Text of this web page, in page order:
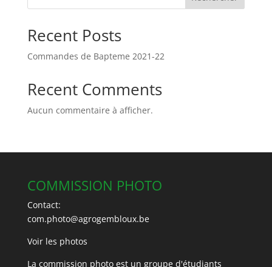
Recent Posts
Commandes de Bapteme 2021-22
Recent Comments
Aucun commentaire à afficher.
COMMISSION PHOTO
Contact:
com.photo@agrogembloux.be
Voir les photos
La commission photo est un groupe d'étudiants